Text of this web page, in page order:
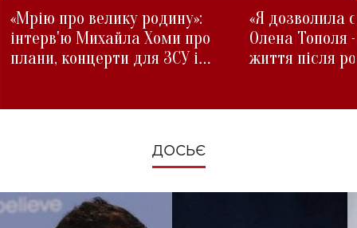
«Мрію про велику родину»:
інтерв'ю Михайла Хоми про
плани, концерти для ЗСУ і
«Я дозволила
Олена Тополя
життя після
ДОСЬЄ